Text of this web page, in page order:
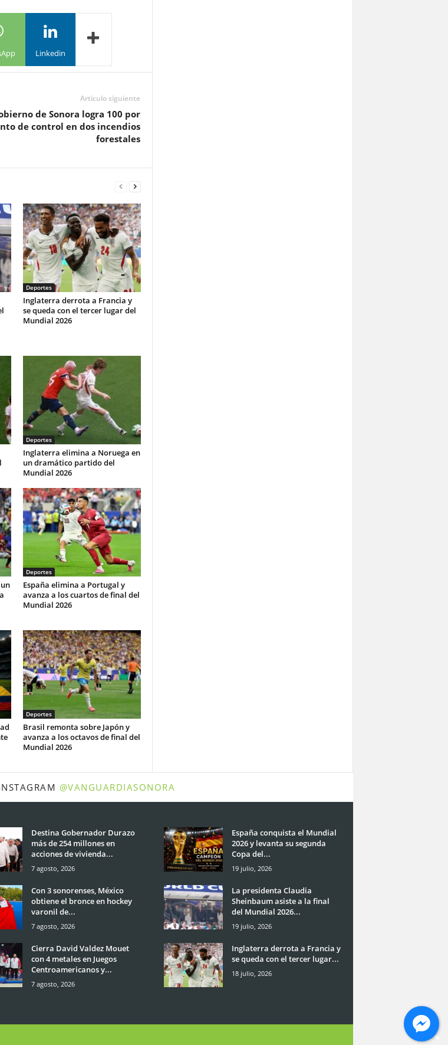
Linkedin
Artículo siguiente
de Sonora logra 100 por
de control en dos incendios
forestales
Deportes
Inglaterra derrota a Francia y
se queda con el tercer lugar del
Mundial 2026
Deportes
Inglaterra elimina a Noruega en
un dramático partido del
Mundial 2026
Deportes
España elimina a Portugal y
avanza a los cuartos de final del
Mundial 2026
Deportes
Brasil remonta sobre Japón y
avanza a los octavos de final del
Mundial 2026
@VANGUARDIASONORA
Destina Gobernador Durazo
más de 254 millones en
acciones de vivienda...
7 agosto, 2026
Con 3 sonorenses, México
obtiene el bronce en hockey
varonil de...
7 agosto, 2026
Cierra David Valdez Mouet
con 4 metales en Juegos
Centroamericanos y...
7 agosto, 2026
España conquista el Mundial
2026 y levanta su segunda
Copa del...
19 julio, 2026
La presidenta Claudia
Sheinbaum asiste a la final
del Mundial 2026...
19 julio, 2026
Inglaterra derrota a Francia y
se queda con el tercer lugar...
18 julio, 2026